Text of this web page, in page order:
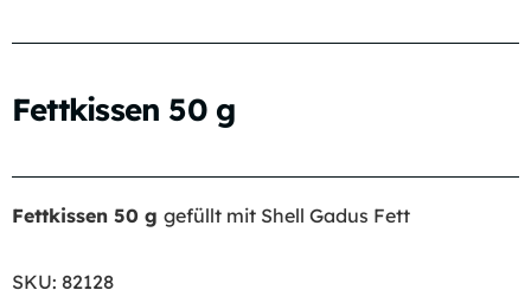
Fettkissen 50 g
Fettkissen 50 g gefüllt mit Shell Gadus Fett
SKU: 82128